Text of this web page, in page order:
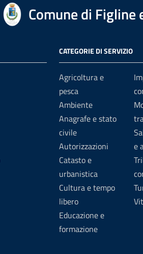
Comune di Figline
CATEGORIE DI SERVIZIO
Agricoltura e
pesca
Ambiente
Anagrafe e stato
civile
Autorizzazioni
Catasto e
urbanistica
Cultura e tempo
libero
Educazione e
formazione
e